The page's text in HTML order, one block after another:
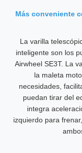
Más conveniente
La varilla
inteligente son los
Airwheel SE3T. La
la maleta
necesidades,
puedan tirar del
integra
izquierdo para